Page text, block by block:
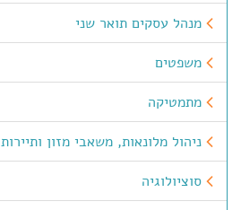
מנהל עסקים תואר שני
משפטים
מתמטיקה
ניהול מלונאות, משאבי מזון ותיירות
סוציולוגיה